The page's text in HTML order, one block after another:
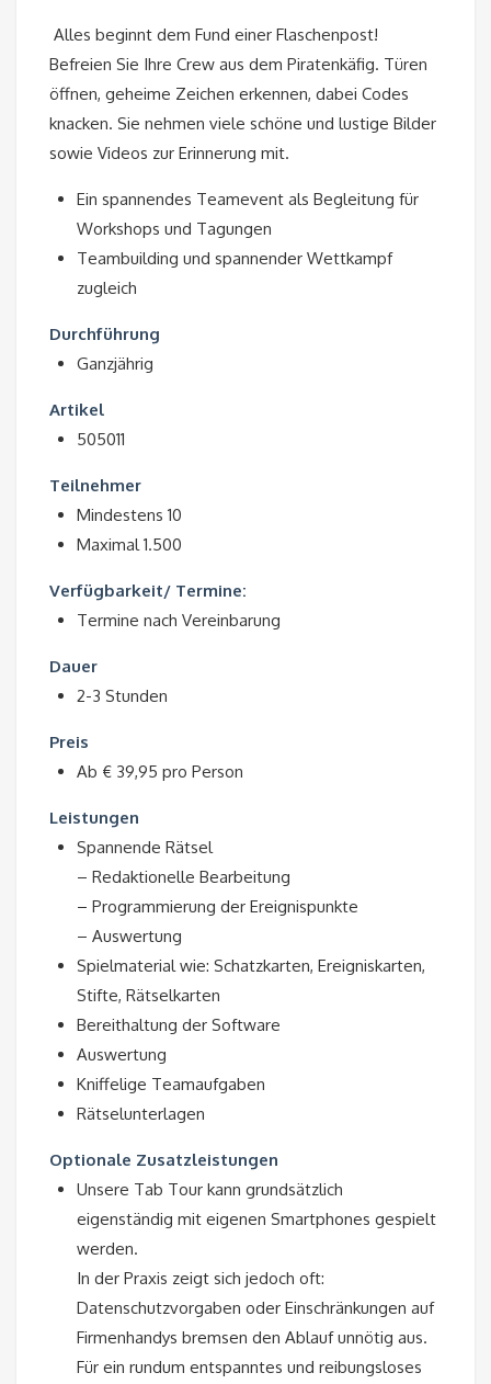
Alles beginnt dem Fund einer Flaschenpost!
Befreien Sie Ihre Crew aus dem Piratenkäfig. Türen
öffnen, geheime Zeichen erkennen, dabei Codes
knacken. Sie nehmen viele schöne und lustige Bilder
sowie Videos zur Erinnerung mit.
Ein spannendes Teamevent als Begleitung für
Workshops und Tagungen
Teambuilding und spannender Wettkampf
zugleich
Durchführung
Ganzjährig
Artikel
505011
Teilnehmer
Mindestens 10
Maximal 1.500
Verfügbarkeit/ Termine:
Termine nach Vereinbarung
Dauer
2-3 Stunden
Preis
Ab € 39,95 pro Person
Leistungen
Spannende Rätsel
– Redaktionelle Bearbeitung
– Programmierung der Ereignispunkte
– Auswertung
Spielmaterial wie: Schatzkarten, Ereigniskarten,
Stifte, Rätselkarten
Bereithaltung der Software
Auswertung
Kniffelige Teamaufgaben
Rätselunterlagen
Optionale Zusatzleistungen
Unsere Tab Tour kann grundsätzlich
eigenständig mit eigenen Smartphones gespielt
werden.
In der Praxis zeigt sich jedoch oft:
Datenschutzvorgaben oder Einschränkungen auf
Firmenhandys bremsen den Ablauf unnötig aus.
Für ein rundum entspanntes und reibungsloses